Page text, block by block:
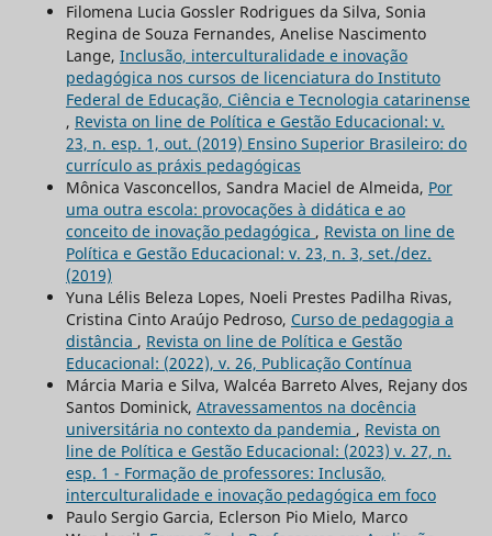
Filomena Lucia Gossler Rodrigues da Silva, Sonia
Regina de Souza Fernandes, Anelise Nascimento
Lange, Inclusão, interculturalidade e inovação
pedagógica nos cursos de licenciatura do Instituto
Federal de Educação, Ciência e Tecnologia catarinense
, Revista on line de Política e Gestão Educacional: v.
23, n. esp. 1, out. (2019) Ensino Superior Brasileiro: do
currículo as práxis pedagógicas
Mônica Vasconcellos, Sandra Maciel de Almeida, Por
uma outra escola: provocações à didática e ao
conceito de inovação pedagógica , Revista on line de
Política e Gestão Educacional: v. 23, n. 3, set./dez.
(2019)
Yuna Lélis Beleza Lopes, Noeli Prestes Padilha Rivas,
Cristina Cinto Araújo Pedroso, Curso de pedagogia a
distância , Revista on line de Política e Gestão
Educacional: (2022), v. 26, Publicação Contínua
Márcia Maria e Silva, Walcéa Barreto Alves, Rejany dos
Santos Dominick, Atravessamentos na docência
universitária no contexto da pandemia , Revista on
line de Política e Gestão Educacional: (2023) v. 27, n.
esp. 1 - Formação de professores: Inclusão,
interculturalidade e inovação pedagógica em foco
Paulo Sergio Garcia, Eclerson Pio Mielo, Marco